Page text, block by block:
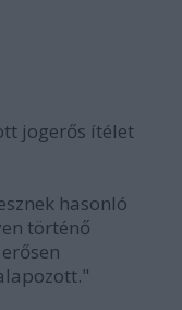
jogerős ítélet
hasonló
történő